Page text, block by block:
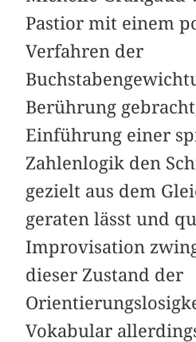
Pastior mit einem
Verfahren der
Berührung
Einführung einer
Zahlenlogik den
gezielt aus dem
geraten lässt und
Improvisation
dieser Zustand der
Vokabular